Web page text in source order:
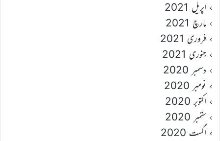
اپریل 2021
مارچ 2021
فروری 2021
جنوری 2021
دسمبر 2020
نومبر 2020
اکتوبر 2020
ستمبر 2020
اگست 2020